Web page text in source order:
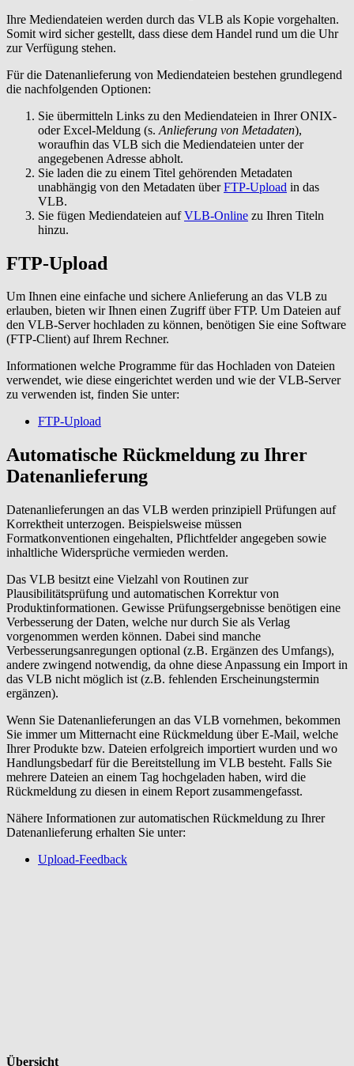
Ihre Mediendateien werden durch das VLB als Kopie vorgehalten.
Somit wird sicher gestellt, dass diese dem Handel rund um die Uhr
zur Verfügung stehen.
Für die Datenanlieferung von Mediendateien bestehen grundlegend
die nachfolgenden Optionen:
Sie übermitteln Links zu den Mediendateien in Ihrer ONIX-
oder Excel-Meldung (s. Anlieferung von Metadaten),
woraufhin das VLB sich die Mediendateien unter der
angegebenen Adresse abholt.
Sie laden die zu einem Titel gehörenden Metadaten
unabhängig von den Metadaten überFTP-Upload in das
VLB.
Sie fügen Mediendateien aufVLB-Online zu Ihren Titeln
hinzu.
FTP-Upload
Um Ihnen eine einfache und sichere Anlieferung an das VLB zu
erlauben, bieten wir Ihnen einen Zugriff über FTP. Um Dateien auf
den VLB-Server hochladen zu können, benötigen Sie eine Software
(FTP-Client) auf Ihrem Rechner.
Informationen welche Programme für das Hochladen von Dateien
verwendet, wie diese eingerichtet werden und wie der VLB-Server
zu verwenden ist, finden Sie unter:
FTP-Upload
Automatische Rückmeldung zu Ihrer
Datenanlieferung
Datenanlieferungen an das VLB werden prinzipiell Prüfungen auf
Korrektheit unterzogen. Beispielsweise müssen
Formatkonventionen eingehalten, Pflichtfelder angegeben sowie
inhaltliche Widersprüche vermieden werden.
Das VLB besitzt eine Vielzahl von Routinen zur
Plausibilitätsprüfung und automatischen Korrektur von
Produktinformationen. Gewisse Prüfungsergebnisse benötigen eine
Verbesserung der Daten, welche nur durch Sie als Verlag
vorgenommen werden können. Dabei sind manche
Verbesserungsanregungen optional (z.B. Ergänzen des Umfangs),
andere zwingend notwendig, da ohne diese Anpassung ein Import in
das VLB nicht möglich ist (z.B. fehlenden Erscheinungstermin
ergänzen).
Wenn Sie Datenanlieferungen an das VLB vornehmen, bekommen
Sie immer um Mitternacht eine Rückmeldung über E-Mail, welche
Ihrer Produkte bzw. Dateien erfolgreich importiert wurden und wo
Handlungsbedarf für die Bereitstellung im VLB besteht. Falls Sie
mehrere Dateien an einem Tag hochgeladen haben, wird die
Rückmeldung zu diesen in einem Report zusammengefasst.
Nähere Informationen zur automatischen Rückmeldung zu Ihrer
Datenanlieferung erhalten Sie unter:
Upload-Feedback
Übersicht